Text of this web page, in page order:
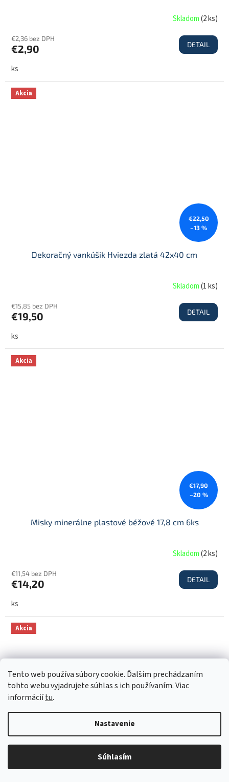
Tento web používa súbory cookie. Ďalším prechádzaním
tohto webu vyjadrujete súhlas s ich používaním. Viac
informáciítu.
Nastavenie
Súhlasím
Skladom(2 ks)
€2,36 bez DPH
€2,90 DETAIL
ks
Akcia
€22,50
–13 %
Dekoračný vankúšik Hviezda zlatá 42x40 cm
Skladom(1 ks)
€15,85 bez DPH
€19,50 DETAIL
ks
Akcia
€17,90
–20 %
Misky minerálne plastové béžové 17,8 cm 6ks
Skladom(2 ks)
€11,54 bez DPH
€14,20 DETAIL
ks
Akcia